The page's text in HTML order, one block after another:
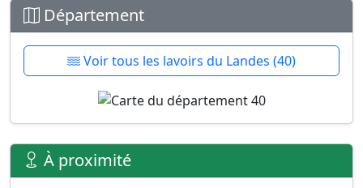
Département
Voir tous les lavoirs du Landes (40)
À proximité